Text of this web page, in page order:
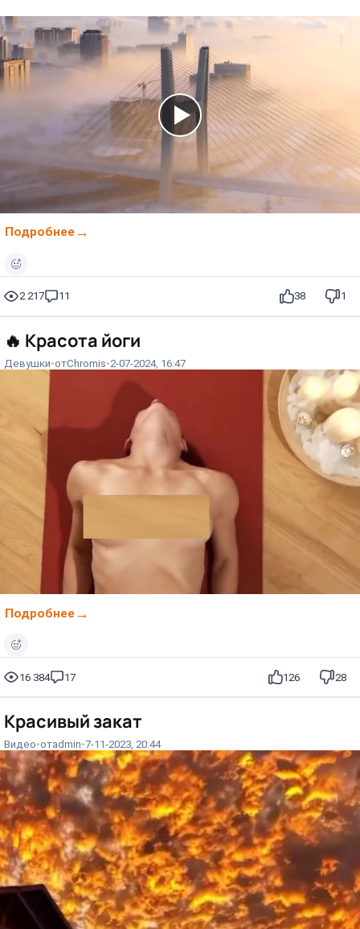
Подробнее
2 217 11 38 1
🔥 Красота йоги
Девушки отChromis 2-07-2024, 16:47
Подробнее
16 384 17 126 28
Красивый закат
Видео отadmin 7-11-2023, 20:44